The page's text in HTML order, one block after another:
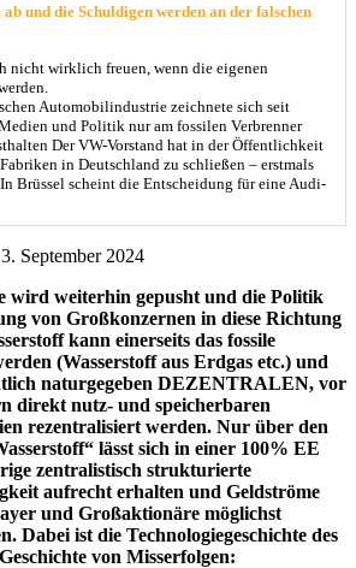
und die Schuldigen werden an der falschen
nicht wirklich freuen, wenn die eigenen
Automobilindustrie zeichnete sich seit
und Politik nur am fossilen Verbrenner
Der VW-Vorstand hat in der Öffentlichkeit
in Deutschland zu schließen – erstmals
Brüssel scheint die Entscheidung für eine Audi-
September 2024
wird weiterhin gepusht und die Politik
von Großkonzernen in diese Richtung
kann einerseits das fossile
(Wasserstoff aus Erdgas etc.) und
naturgegeben DEZENTRALEN, vor
direkt nutz- und speicherbaren
rezentralisiert werden. Nur über den
lässt sich in einer 100% EE
zentralistisch strukturierte
aufrecht erhalten und Geldströme
und Großaktionäre möglichst
Dabei ist die Technologiegeschichte des
von Misserfolgen: